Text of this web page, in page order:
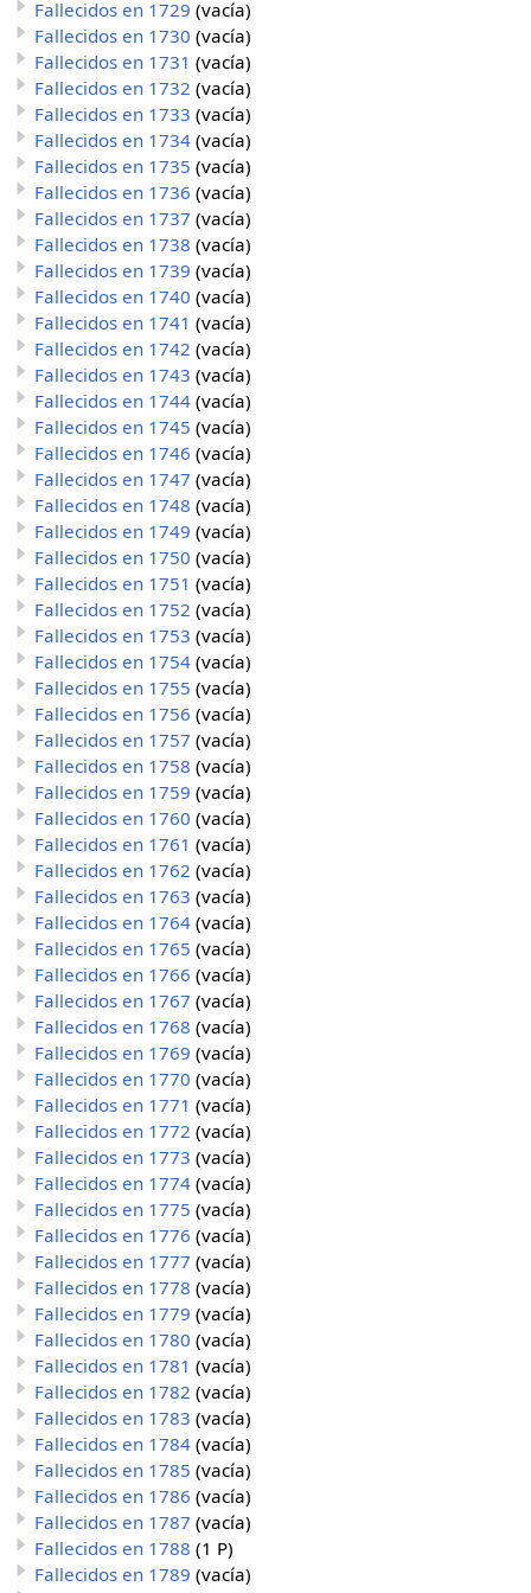
Fallecidos en 1729 (vacía)
Fallecidos en 1730 (vacía)
Fallecidos en 1731 (vacía)
Fallecidos en 1732 (vacía)
Fallecidos en 1733 (vacía)
Fallecidos en 1734 (vacía)
Fallecidos en 1735 (vacía)
Fallecidos en 1736 (vacía)
Fallecidos en 1737 (vacía)
Fallecidos en 1738 (vacía)
Fallecidos en 1739 (vacía)
Fallecidos en 1740 (vacía)
Fallecidos en 1741 (vacía)
Fallecidos en 1742 (vacía)
Fallecidos en 1743 (vacía)
Fallecidos en 1744 (vacía)
Fallecidos en 1745 (vacía)
Fallecidos en 1746 (vacía)
Fallecidos en 1747 (vacía)
Fallecidos en 1748 (vacía)
Fallecidos en 1749 (vacía)
Fallecidos en 1750 (vacía)
Fallecidos en 1751 (vacía)
Fallecidos en 1752 (vacía)
Fallecidos en 1753 (vacía)
Fallecidos en 1754 (vacía)
Fallecidos en 1755 (vacía)
Fallecidos en 1756 (vacía)
Fallecidos en 1757 (vacía)
Fallecidos en 1758 (vacía)
Fallecidos en 1759 (vacía)
Fallecidos en 1760 (vacía)
Fallecidos en 1761 (vacía)
Fallecidos en 1762 (vacía)
Fallecidos en 1763 (vacía)
Fallecidos en 1764 (vacía)
Fallecidos en 1765 (vacía)
Fallecidos en 1766 (vacía)
Fallecidos en 1767 (vacía)
Fallecidos en 1768 (vacía)
Fallecidos en 1769 (vacía)
Fallecidos en 1770 (vacía)
Fallecidos en 1771 (vacía)
Fallecidos en 1772 (vacía)
Fallecidos en 1773 (vacía)
Fallecidos en 1774 (vacía)
Fallecidos en 1775 (vacía)
Fallecidos en 1776 (vacía)
Fallecidos en 1777 (vacía)
Fallecidos en 1778 (vacía)
Fallecidos en 1779 (vacía)
Fallecidos en 1780 (vacía)
Fallecidos en 1781 (vacía)
Fallecidos en 1782 (vacía)
Fallecidos en 1783 (vacía)
Fallecidos en 1784 (vacía)
Fallecidos en 1785 (vacía)
Fallecidos en 1786 (vacía)
Fallecidos en 1787 (vacía)
Fallecidos en 1788 (1 P)
Fallecidos en 1789 (vacía)